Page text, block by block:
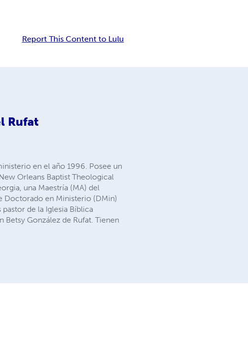
Report This Content to Lulu
Rufat
en el año 1996. Posee un
Orleans Baptist Theological
una Maestría (MA) del
Doctorado en Ministerio (DMin)
de la Iglesia Bíblica
Betsy González de Rufat. Tienen